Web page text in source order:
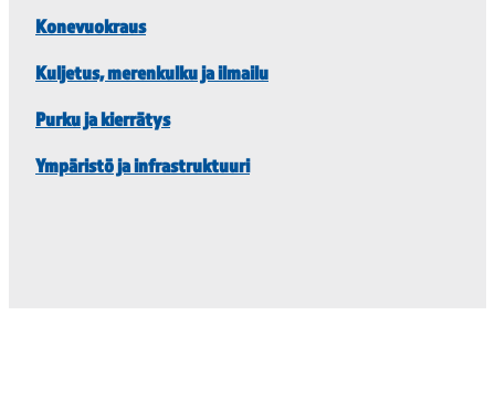
Konevuokraus
Kuljetus, merenkulku ja ilmailu
Purku ja kierrätys
Ympäristö ja infrastruktuuri